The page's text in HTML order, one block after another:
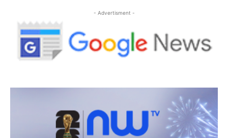
- Advertisment -